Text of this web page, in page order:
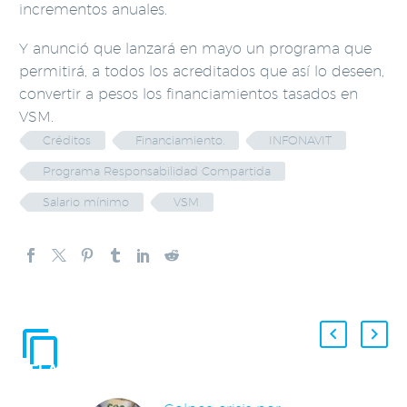
incrementos anuales.
Y anunció que lanzará en mayo un programa que
permitirá, a todos los acreditados que así lo deseen,
convertir a pesos los financiamientos tasados en
VSM.
Créditos Financiamiento. INFONAVIT
Programa Responsabilidad Compartida
Salario mínimo VSM
RELACIONADAS